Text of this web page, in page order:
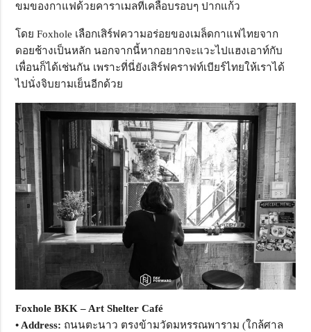
ขมของกาแฟด้วยคาราเมลที่เคลือบรอบๆ ปากแก้ว
โดย Foxhole เลือกเสิร์ฟความอร่อยของเมล็ดกาแฟไทยจาก
ดอยช้างเป็นหลัก นอกจากนี้หากอยากจะแวะไปแฮงเอาท์กับ
เพื่อนก็ได้เช่นกัน เพราะที่นี่ยังเสิร์ฟคราฟท์เบียร์ไทยให้เราได้
ไปนั่งจิบยามเย็นอีกด้วย
Foxhole BKK – Art Shelter Café
• Address: ถนนตะนาว ตรงข้ามวัดมหรรณพาราม (ใกล้ศาล